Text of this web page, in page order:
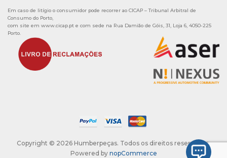
Em caso de litígio o consumidor pode recorrer ao CICAP – Tribunal Arbitral de
Consumo do Porto,
com site em www.cicap.pt e com sede na Rua Damião de Góis, 31, Loja 6, 4050-225
Porto.
Copyright © 2026 Humberpeças. Todos os direitos reservados.
Powered by nopCommerce